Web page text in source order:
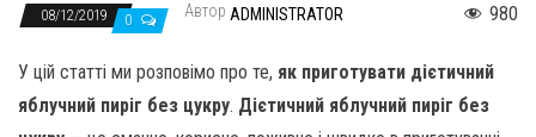
и
08/12/2019 0 Автор ADMINISTRATOR 980
У цій статті ми розповімо про те, як приготувати дієтичний
яблучний пиріг без цукру. Дієтичний яблучний пиріг без